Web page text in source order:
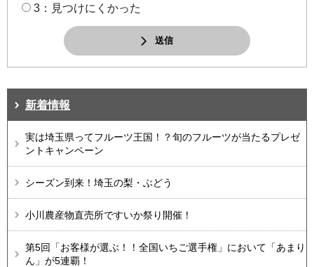
3：見つけにくかった
送信
新着情報
実は埼玉県ってフルーツ王国！？旬のフルーツが当たるプレゼ
ントキャンペーン
シーズン到来！埼玉の梨・ぶどう
小川農産物直売所ですいか祭り開催！
第5回「お客様が選ぶ！！全国いちご選手権」において「あまり
ん」が5連覇！